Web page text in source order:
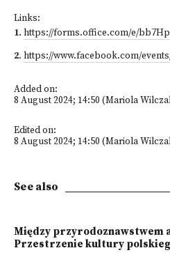
Links:
1. https://forms.office.com/e/
2. https://www.facebook.com/events/
Added on:
8 August 2024; 14:50 (Mariola
Edited on:
8 August 2024; 14:50 (Mariola
See also
Między przyrodoznawstwem
Przestrzenie kultury